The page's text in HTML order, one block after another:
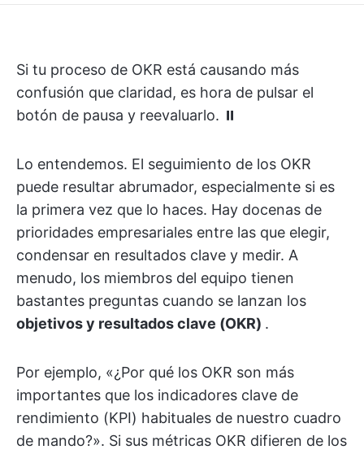
Si tu proceso de OKR está causando más
confusión que claridad, es hora de pulsar el
botón de pausa y reevaluarlo. ⏸️
Lo entendemos. El seguimiento de los OKR
puede resultar abrumador, especialmente si es
la primera vez que lo haces. Hay docenas de
prioridades empresariales entre las que elegir,
condensar en resultados clave y medir. A
menudo, los miembros del equipo tienen
bastantes preguntas cuando se lanzan los
objetivos y resultados clave (OKR) .
Por ejemplo, «¿Por qué los OKR son más
importantes que los indicadores clave de
rendimiento (KPI) habituales de nuestro cuadro
de mando?». Si sus métricas OKR difieren de los